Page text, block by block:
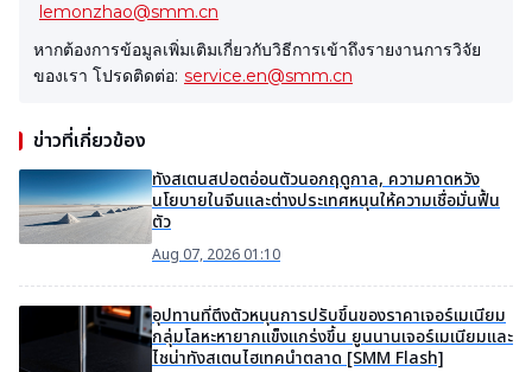
lemonzhao@smm.cn
หากต้องการข้อมูลเพิ่มเติมเกี่ยวกับวิธีการเข้าถึงรายงานการวิจัย
ของเรา โปรดติดต่อ: service.en@smm.cn
ข่าวที่เกี่ยวข้อง
ทังสเตนสปอตอ่อนตัวนอกฤดูกาล, ความคาดหวัง
นโยบายในจีนและต่างประเทศหนุนให้ความเชื่อมั่นฟื้น
ตัว
Aug 07, 2026 01:10
อุปทานที่ตึงตัวหนุนการปรับขึ้นของราคาเจอร์เมเนียม
กลุ่มโลหะหายากแข็งแกร่งขึ้น ยูนนานเจอร์เมเนียมและ
ไชน่าทังสเตนไฮเทคนำตลาด [SMM Flash]